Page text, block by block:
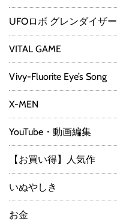
UFOロボ グレンダイザー
VITAL GAME
Vivy-Fluorite Eye’s Song
X-MEN
YouTube・動画編集
【お買い得】人気作
いぬやしき
お金